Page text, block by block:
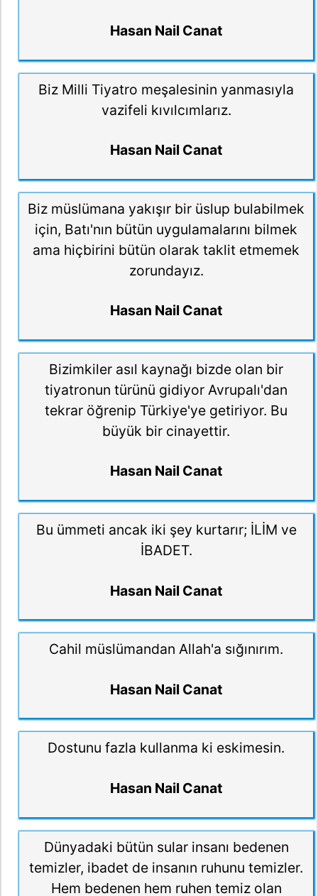
Hasan Nail Canat
Biz Milli Tiyatro meşalesinin yanmasıyla
vazifeli kıvılcımlarız.
Hasan Nail Canat
Biz müslümana yakışır bir üslup bulabilmek
için, Batı'nın bütün uygulamalarını bilmek
ama hiçbirini bütün olarak taklit etmemek
zorundayız.
Hasan Nail Canat
Bizimkiler asıl kaynağı bizde olan bir
tiyatronun türünü gidiyor Avrupalı'dan
tekrar öğrenip Türkiye'ye getiriyor. Bu
büyük bir cinayettir.
Hasan Nail Canat
Bu ümmeti ancak iki şey kurtarır; İLİM ve
İBADET.
Hasan Nail Canat
Cahil müslümandan Allah'a sığınırım.
Hasan Nail Canat
Dostunu fazla kullanma ki eskimesin.
Hasan Nail Canat
Dünyadaki bütün sular insanı bedenen
temizler, ibadet de insanın ruhunu temizler.
Hem bedenen hem ruhen temiz olan